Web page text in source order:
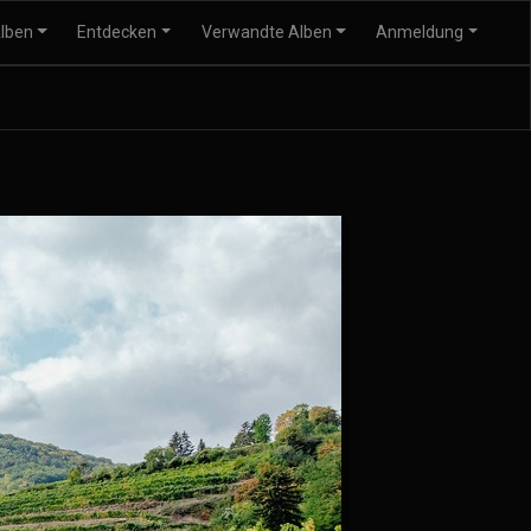
Entdecken Verwandte Alben Anmeldung